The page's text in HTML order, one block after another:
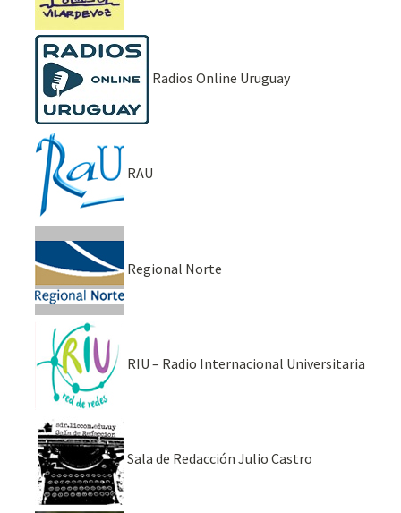
Radios Online Uruguay
RAU
Regional Norte
RIU – Radio Internacional Universitaria
Sala de Redacción Julio Castro